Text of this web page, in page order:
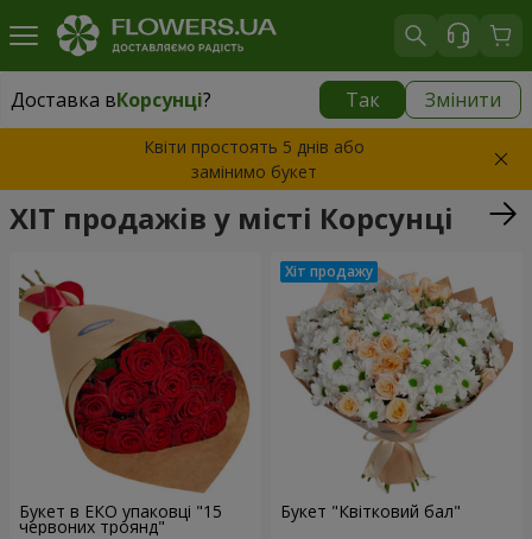
Доставка вКорсунці? Так Змінити
Доставка вКорсунці|
Квіти простоять 5 днів або
замінимо букет
ХІТ продажів у місті Корсунці
Букет в ЕКО упаковці "15
червоних троянд"
Букет "Квітковий бал"